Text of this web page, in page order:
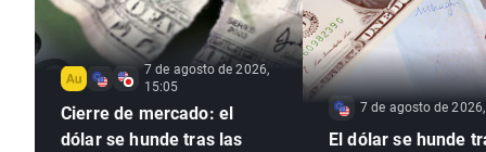
7 de agosto de 2026,
15:05
Cierre de mercado: el
dólar se hunde tras las
7 de agosto de
El dólar se hunde